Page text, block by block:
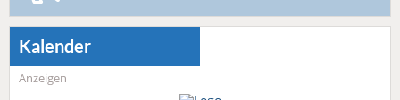
Kalender
Anzeigen